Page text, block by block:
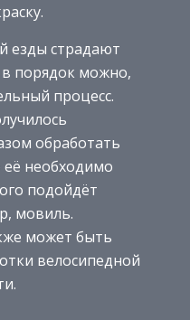
езды страдают
порядок можно,
процесс.
обработать
необходимо
подойдёт
мовиль.
может быть
велосипедной